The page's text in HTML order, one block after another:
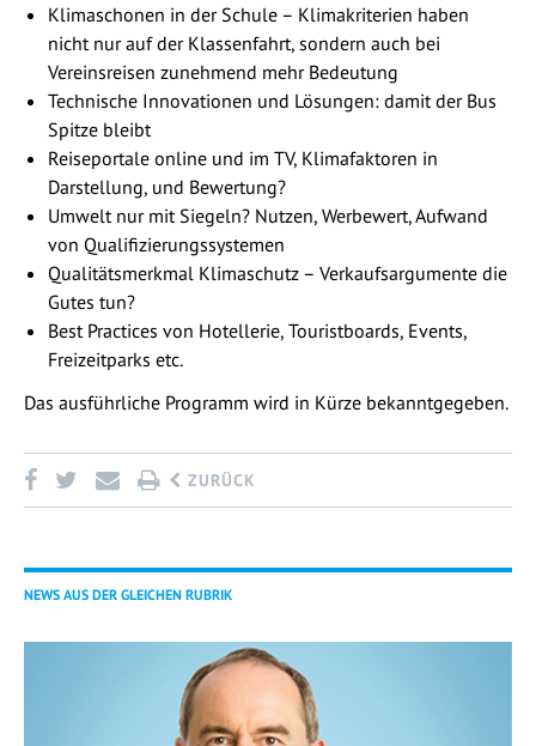
Klimaschonen in der Schule – Klimakriterien haben
nicht nur auf der Klassenfahrt, sondern auch bei
Vereinsreisen zunehmend mehr Bedeutung
Technische Innovationen und Lösungen: damit der Bus
Spitze bleibt
Reiseportale online und im TV, Klimafaktoren in
Darstellung, und Bewertung?
Umwelt nur mit Siegeln? Nutzen, Werbewert, Aufwand
von Qualifizierungssystemen
Qualitätsmerkmal Klimaschutz – Verkaufsargumente die
Gutes tun?
Best Practices von Hotellerie, Touristboards, Events,
Freizeitparks etc.
Das ausführliche Programm wird in Kürze bekanntgegeben.
ZURÜCK
NEWS AUS DER GLEICHEN RUBRIK